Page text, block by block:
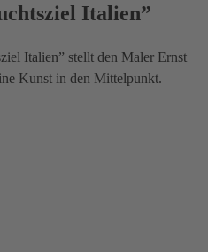
Italien”
Italien” stellt den Maler Ernst
Kunst in den Mittelpunkt.